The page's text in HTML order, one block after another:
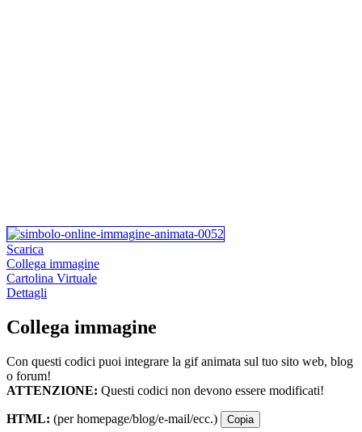
Scarica
Collega immagine
Cartolina Virtuale
Dettagli
Collega immagine
Con questi codici puoi integrare la gif animata sul tuo sito web, blog
o forum!
ATTENZIONE: Questi codici non devono essere modificati!
HTML: (per homepage/blog/e-mail/ecc.) Copia